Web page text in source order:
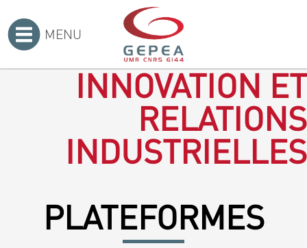
MENU
INNOVATION ET
RELATIONS
INDUSTRIELLES
PLATEFORMES